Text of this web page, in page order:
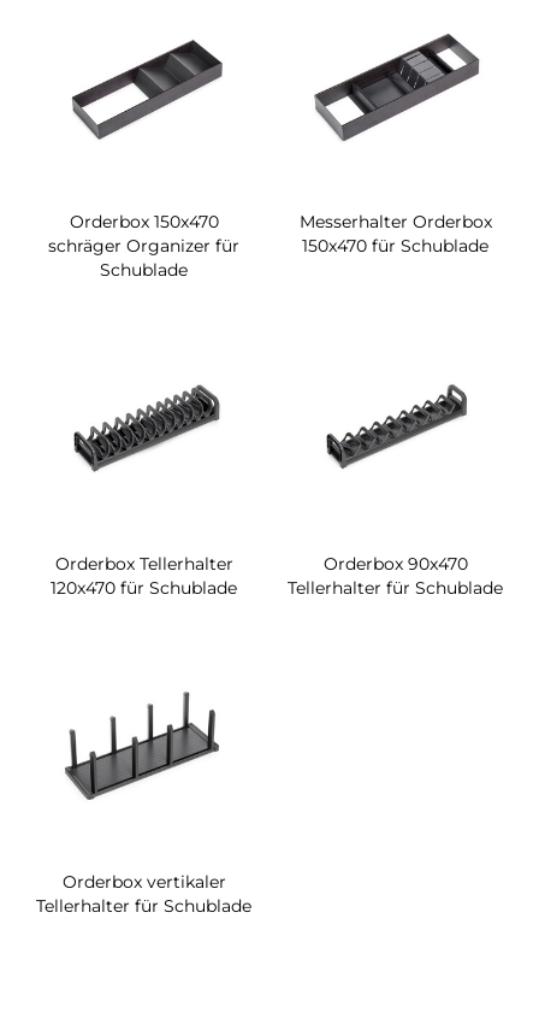
Orderbox 150x470
schräger Organizer für
Schublade
Messerhalter Orderbox
150x470 für Schublade
Orderbox Tellerhalter
120x470 für Schublade
Orderbox 90x470
Tellerhalter für Schublade
Orderbox vertikaler
Tellerhalter für Schublade